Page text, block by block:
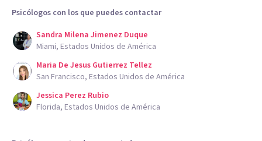
Psicólogos con los que puedes contactar
Sandra Milena Jimenez Duque
Miami, Estados Unidos de América
Maria De Jesus Gutierrez Tellez
San Francisco, Estados Unidos de América
Jessica Perez Rubio
Florida, Estados Unidos de América